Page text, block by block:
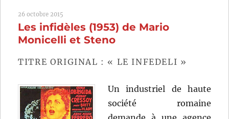
(1949)
de
Monicelli
26 octobre 2015
Les infidèles (1953) de Mario
Monicelli et Steno
TITRE ORIGINAL : « LE INFEDELI »
Un industriel de haute
société romaine